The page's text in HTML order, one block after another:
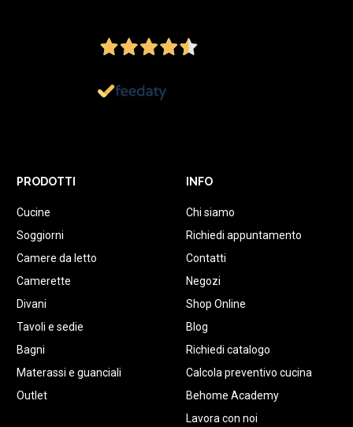
PRODOTTI
Cucine
Soggiorni
Camere da letto
Camerette
Divani
Tavoli e sedie
Bagni
Materassi e guanciali
Outlet
INFO
Chi siamo
Richiedi appuntamento
Contatti
Negozi
Shop Online
Blog
Richiedi catalogo
Calcola preventivo cucina
Behome Academy
Lavora con noi